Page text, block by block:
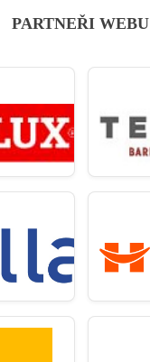
PARTNEŘI WEBU